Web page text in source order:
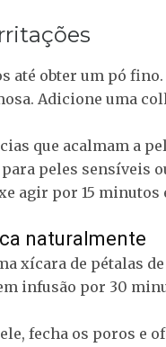
até obter um pó
Adicione uma
que acalmam a
peles sensíveis
agir por 15 minutos
naturalmente
xícara de pétalas
infusão por 30
fecha os poros e